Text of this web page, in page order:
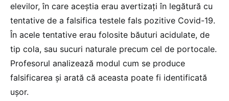
elevilor, în care aceștia erau avertizați în legătură cu
tentative de a falsifica testele fals pozitive Covid-19.
În acele tentative erau folosite băuturi acidulate, de
tip cola, sau sucuri naturale precum cel de portocale.
Profesorul analizează modul cum se produce
falsificarea și arată că aceasta poate fi identificată
ușor.